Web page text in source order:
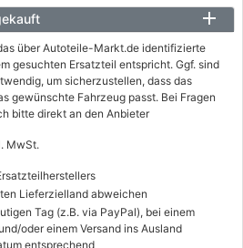
- 10/2006
7107ABF, 7107ABG
I (CU_W)
- 10/2006
7107ABJ, 7107ABK
über Autoteile-Markt.de identifizierte
gesuchten Ersatzteil entspricht. Ggf. sind
um sicherzustellen, dass das
gewünschte Fahrzeug passt. Bei Fragen
bitte direkt an den Anbieter
MwSt.
Lieferzielland abweichen
Tag (z.B. via PayPal), bei einem
oder einem Versand ins Ausland
entsprechend